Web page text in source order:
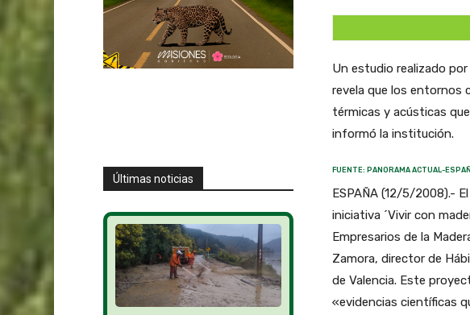
Últimas noticias
Un estudio realizado
revela que los entornos
térmicas y acústicas
informó la institución.
FUENTE: PANORAMA ACTUAL-
ESPAÑA (12/5/2008).-
iniciativa ´Vivir con
Empresarios de la
Zamora, director de
de Valencia. Este
«evidencias científicas